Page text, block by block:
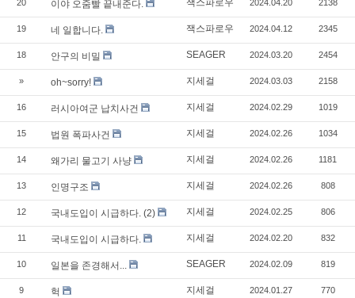
20 이야 오줌빨 끝내준다. 잭스파로우 2024.04.20 2138
19 네 일합니다. 잭스파로우 2024.04.12 2345
18 안구의 비밀 SEAGER 2024.03.20 2454
» oh~sorry! 지세걸 2024.03.03 2158
16 러시아여군 납치사건 지세걸 2024.02.29 1019
15 법원 폭파사건 지세걸 2024.02.26 1034
14 왜가리 물고기 사냥 지세걸 2024.02.26 1181
13 인명구조 지세걸 2024.02.26 808
12 국내도입이 시급하다. (2) 지세걸 2024.02.25 806
11 국내도입이 시급하다. 지세걸 2024.02.20 832
10 일본을 존경해서... SEAGER 2024.02.09 819
9 헉 지세걸 2024.01.27 770